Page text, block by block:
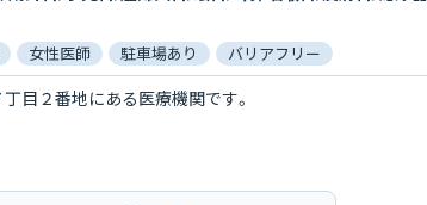
女性医師 駐車場あり バリアフリー
目２番地にある医療機関です。